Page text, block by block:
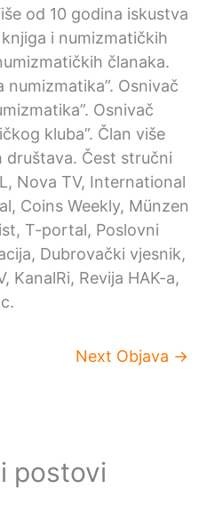
od 10 godina iskustva
i numizmatičkih
članaka.
numizmatika”. Osnivač
Osnivač
kluba”. Član više
Čest stručni
Nova TV, International
Coins Weekly, Münzen
T-portal, Poslovni
Dubrovački vjesnik,
KanalRi, Revija HAK-a,
Next Objava →
postovi